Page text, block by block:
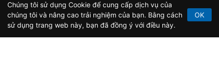
Giấy phép hoạt động báo chí điện tử số 64/GP-BTTTT do Bộ
Thông tin và Truyền thông cấp ngày 21/2/2020.
Chúng tôi sử dụng Cookie để cung cấp dịch vụ của
chúng tôi và nâng cao trải nghiệm của bạn. Bằng cách
sử dụng trang web này, bạn đã đồng ý với điều này.
OK